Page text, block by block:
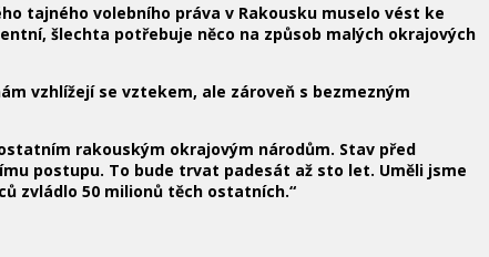
tajného volebního práva v Rakousku muselo vést ke
šlechta potřebuje něco na způsob malých okrajových
vzhlížejí se vztekem, ale zároveň s bezmezným
rakouským okrajovým národům. Stav před
postupu. To bude trvat padesát až sto let. Uměli jsme
zvládlo 50 milionů těch ostatních.“